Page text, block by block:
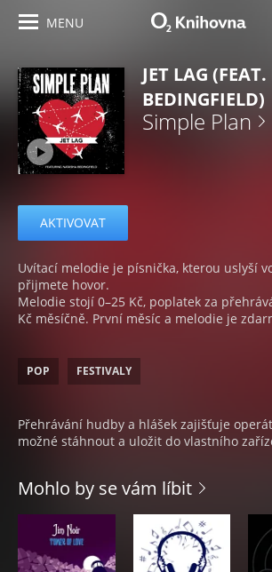
MENU
JET LAG
BEDINGFIELD)
Simple Plan
AKTIVOVAT
Uvítací melodie je písnička, kterou uslyší
přijmete hovor.
Melodie stojí 0–25 Kč, poplatek za
Kč měsíčně. První měsíc a melodie je
POP FESTIVALY
Přehrávání hudby a hlášek zajišťuje
možné stáhnout a uložit do vlastního
Mohlo by se vám líbit